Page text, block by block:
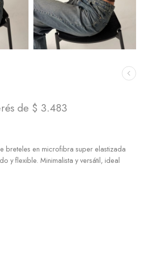
de $ 3.483
breteles en microfibra super elastizada
y flexible. Minimalista y versátil, ideal